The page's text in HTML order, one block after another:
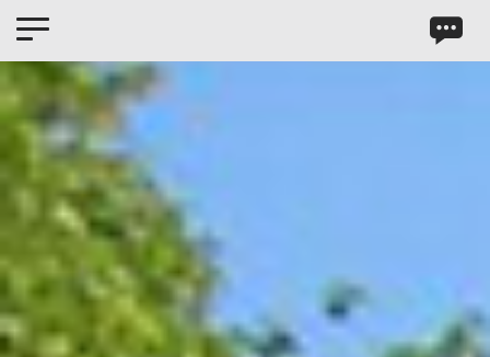
Panneau de gestion des cookies